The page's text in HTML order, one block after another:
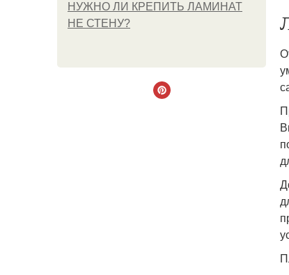
НУЖНО ЛИ КРЕПИТЬ ЛАМИНАТ
НЕ СТЕНУ?